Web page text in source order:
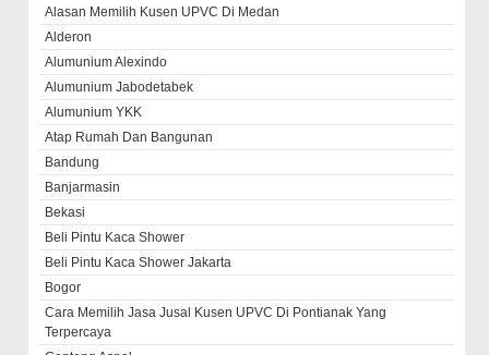
Alasan Memilih Kusen UPVC Di Medan
Alderon
Alumunium Alexindo
Alumunium Jabodetabek
Alumunium YKK
Atap Rumah Dan Bangunan
Bandung
Banjarmasin
Bekasi
Beli Pintu Kaca Shower
Beli Pintu Kaca Shower Jakarta
Bogor
Cara Memilih Jasa Jusal Kusen UPVC Di Pontianak Yang
Terpercaya